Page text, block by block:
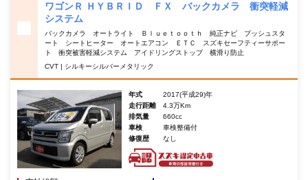
ワゴンＲ ＨＹＢＲＩＤ ＦＸ バックカメラ 衝突軽減
システム
バックカメラ オートライト Ｂｌｕｅｔｏｏｔｈ 純正ナビ プッシュスタ
ート シートヒーター オートエアコン ＥＴＣ スズキセーフティーサポー
ト 衝突被害軽減システム アイドリングストップ 横滑り防止
CVT | シルキーシルバーメタリック
年式
2017(平成29)年
走行距離
4.3万Km
排気量
660cc
車検
車検整備付
修復歴
なし